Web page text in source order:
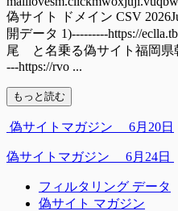
偽サイト ドメイン CSV
開データ 1)---------https://
尾 と名乗る偽サイト福岡県
---https://rvo ...
もっと読む
偽サイトマガジン 6月20日
偽サイトマガジン 6月24日
フィルタリング データ
偽サイト マガジン